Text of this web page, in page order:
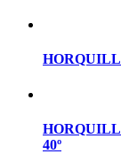
40º